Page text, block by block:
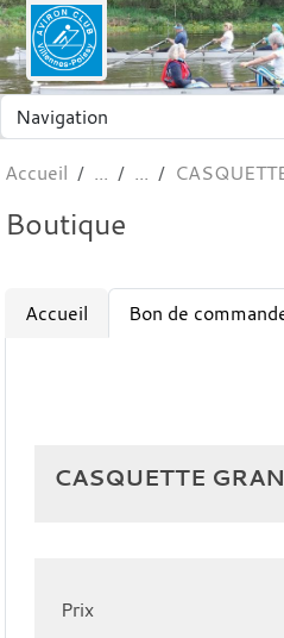
Accueil
Boutique
Accueil Bon de
CASQUETTE
Prix
Panneau de gestion des cookies